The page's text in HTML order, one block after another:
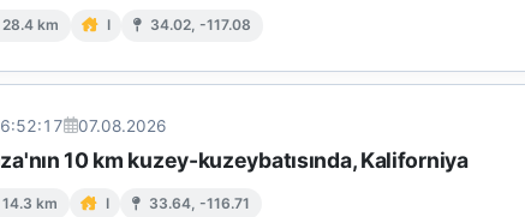
28.4 km I 34.02, -117.08
07.08.2026
10 km kuzey-kuzeybatısında, Kaliforniya
14.3 km I 33.64, -116.71